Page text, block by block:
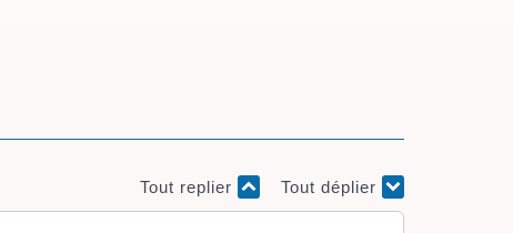
Tout replier Tout déplier